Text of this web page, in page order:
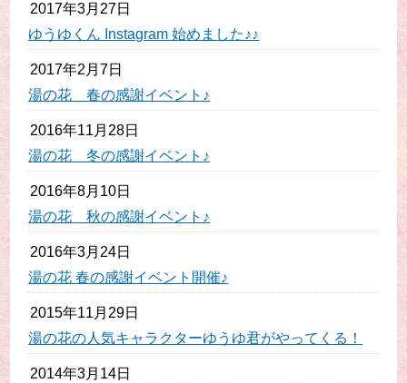
2017年3月27日
ゆうゆくん Instagram 始めました♪♪
2017年2月7日
湯の花 春の感謝イベント♪
2016年11月28日
湯の花 冬の感謝イベント♪
2016年8月10日
湯の花 秋の感謝イベント♪
2016年3月24日
湯の花 春の感謝イベント開催♪
2015年11月29日
湯の花の人気キャラクターゆうゆ君がやってくる！
2014年3月14日